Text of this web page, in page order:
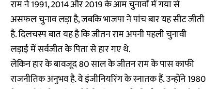
राम ने 1991, 2014 और 2019 के आम चुनावों में गया से
असफल चुनाव लड़ा है, जबकि भाजपा ने पांच बार यह सीट जीती
है. दिलचस्प बात यह है कि जीतन राम अपनी पहली चुनावी
लड़ाई में सर्वजीत के पिता से हार गए थे.
लेकिन हार के बावजूद 80 साल के जीतन राम के पास काफी
राजनीतिक अनुभव है. वे इंजीनियरिंग के स्नातक हैं. उन्होंने 1980